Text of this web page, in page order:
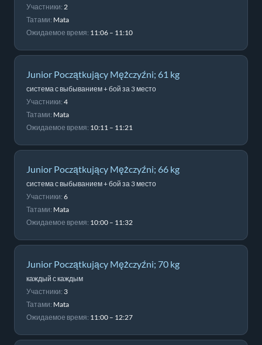
Участники: 2
Татами: Mata
Ожидаемое время: 11:06 – 11:10
Junior Początkujący Mężczyźni; 61 kg
система с выбыванием + бой за 3 место
Участники: 4
Татами: Mata
Ожидаемое время: 10:11 – 11:21
Junior Początkujący Mężczyźni; 66 kg
система с выбыванием + бой за 3 место
Участники: 6
Татами: Mata
Ожидаемое время: 10:00 – 11:32
Junior Początkujący Mężczyźni; 70 kg
каждый с каждым
Участники: 3
Татами: Mata
Ожидаемое время: 11:00 – 12:27